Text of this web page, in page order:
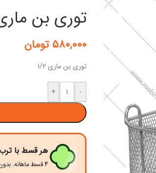
توری بن ماری
۵۸۰,۰۰۰ تومان
توری بن ماری ۱/۲
-
+
هر قسط با
۴ قسط ماهانه. بدون سود، چک و ضامن.